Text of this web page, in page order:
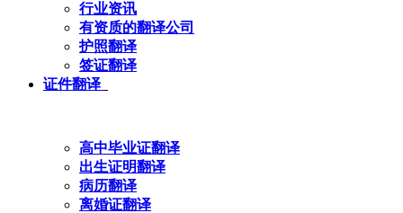
行业资讯
有资质的翻译公司
护照翻译
签证翻译
证件翻译
高中毕业证翻译
出生证明翻译
病历翻译
离婚证翻译